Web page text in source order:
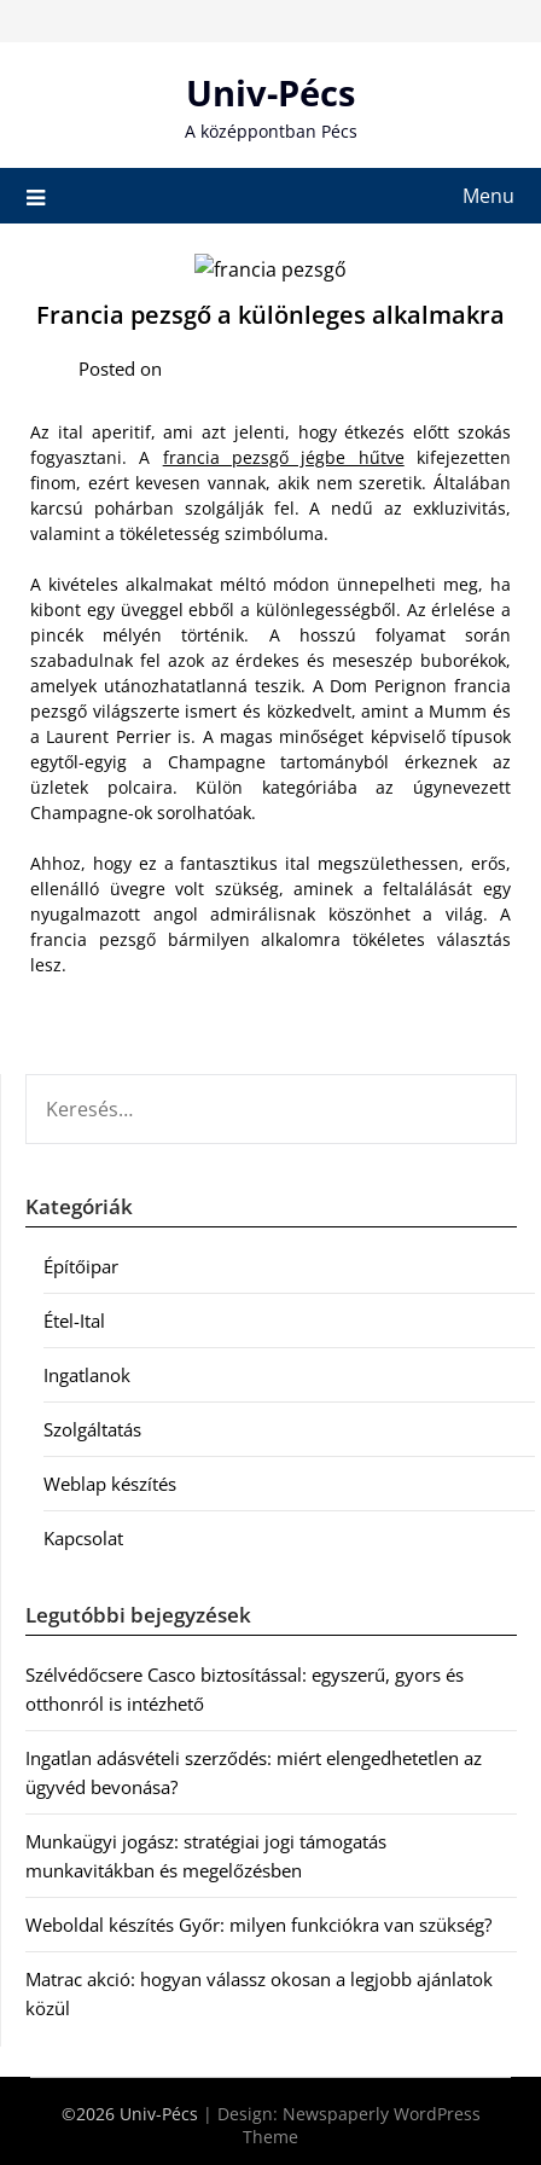
Univ-Pécs
A középpontban Pécs
Menu
Francia pezsgő a különleges alkalmakra
Posted on
Az ital aperitif, ami azt jelenti, hogy étkezés előtt szokás
fogyasztani. A francia pezsgő jégbe hűtvekifejezetten
finom, ezért kevesen vannak, akik nem szeretik. Általában
karcsú pohárban szolgálják fel. A nedű az exkluzivitás,
valamint a tökéletesség szimbóluma.
A kivételes alkalmakat méltó módon ünnepelheti meg, ha
kibont egy üveggel ebből a különlegességből. Az érlelése a
pincék mélyén történik. A hosszú folyamat során
szabadulnak fel azok az érdekes és meseszép buborékok,
amelyek utánozhatatlanná teszik. A Dom Perignon francia
pezsgő világszerte ismert és közkedvelt, amint a Mumm és
a Laurent Perrier is. A magas minőséget képviselő típusok
egytől-egyig a Champagne tartományból érkeznek az
üzletek polcaira. Külön kategóriába az úgynevezett
Champagne-ok sorolhatóak.
Ahhoz, hogy ez a fantasztikus ital megszülethessen, erős,
ellenálló üvegre volt szükség, aminek a feltalálását egy
nyugalmazott angol admirálisnak köszönhet a világ. A
francia pezsgő bármilyen alkalomra tökéletes választás
lesz.
Kategóriák
Építőipar
Étel-Ital
Ingatlanok
Szolgáltatás
Weblap készítés
Kapcsolat
Legutóbbi bejegyzések
Szélvédőcsere Casco biztosítással: egyszerű, gyors és
otthonról is intézhető
Ingatlan adásvételi szerződés: miért elengedhetetlen az
ügyvéd bevonása?
Munkaügyi jogász: stratégiai jogi támogatás
munkavitákban és megelőzésben
Weboldal készítés Győr: milyen funkciókra van szükség?
Matrac akció: hogyan válassz okosan a legjobb ajánlatok
közül
©2026 Univ-Pécs | Design: Newspaperly WordPress
Theme